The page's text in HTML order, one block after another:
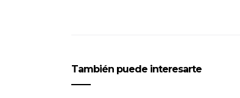
También puede interesarte